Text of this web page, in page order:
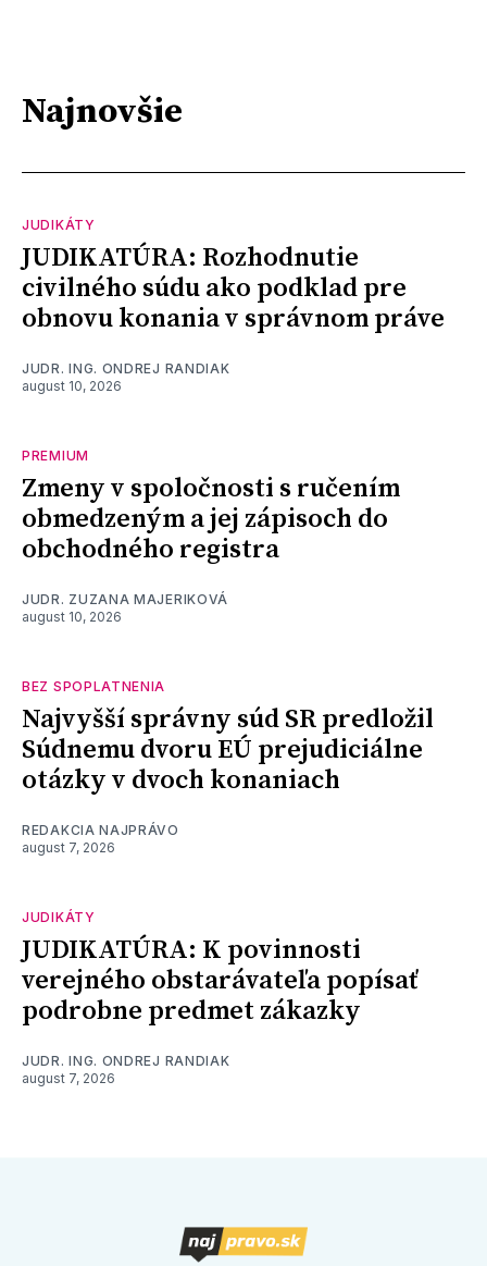
Najnovšie
JUDIKÁTY
JUDIKATÚRA: Rozhodnutie
civilného súdu ako podklad pre
obnovu konania v správnom práve
JUDR. ING. ONDREJ RANDIAK
august 10, 2026
PREMIUM
Zmeny v spoločnosti s ručením
obmedzeným a jej zápisoch do
obchodného registra
JUDR. ZUZANA MAJERIKOVÁ
august 10, 2026
BEZ SPOPLATNENIA
Najvyšší správny súd SR predložil
Súdnemu dvoru EÚ prejudiciálne
otázky v dvoch konaniach
REDAKCIA NAJPRÁVO
august 7, 2026
JUDIKÁTY
JUDIKATÚRA: K povinnosti
verejného obstarávateľa popísať
podrobne predmet zákazky
JUDR. ING. ONDREJ RANDIAK
august 7, 2026